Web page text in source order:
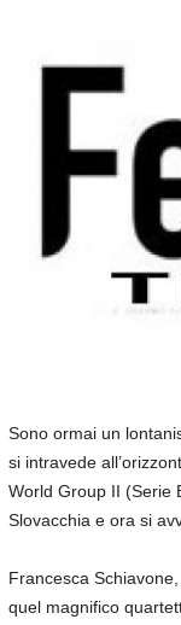
Sono ormai un
si intravede
World Group II (Serie
Slovacchia e ora si
Francesca
quel magnifico